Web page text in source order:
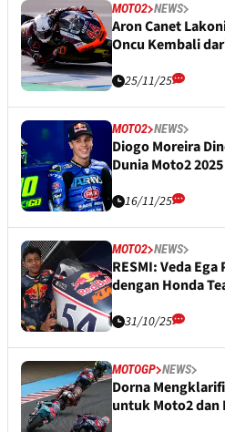
MOTO2 NEWS
Aron Canet
Oncu Kembali
25/11/25
MOTO2 NEWS
Diogo Moreira
Dunia Moto2 2025
16/11/25
MOTO2 NEWS
RESMI: Veda
dengan Honda
31/10/25
MOTOGP NEWS
Dorna
untuk Moto2 dan